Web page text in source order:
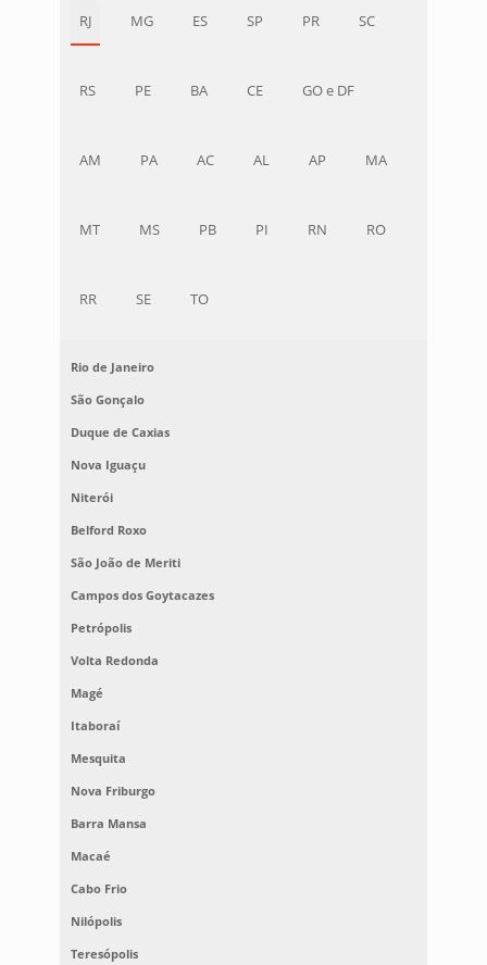
RJ MG ES SP PR SC
RS PE BA CE GO e DF
AM PA AC AL AP MA
MT MS PB PI RN RO
RR SE TO
Rio de Janeiro
São Gonçalo
Duque de Caxias
Nova Iguaçu
Niterói
Belford Roxo
São João de Meriti
Campos dos Goytacazes
Petrópolis
Volta Redonda
Magé
Itaboraí
Mesquita
Nova Friburgo
Barra Mansa
Macaé
Cabo Frio
Nilópolis
Teresópolis